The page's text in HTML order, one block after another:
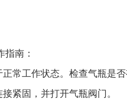
南：
工作状态。检查气瓶是否
紧固，并打开气瓶阀门。